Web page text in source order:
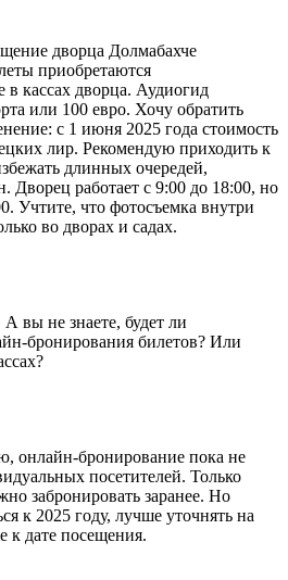
дворца Долмабахче
приобретаются
в кассах дворца. Аудиогид
или 100 евро. Хочу обратить
с 1 июня 2025 года стоимость
лир. Рекомендую приходить к
длинных очередей,
Дворец работает с 9:00 до 18:00, но
Учтите, что фотосъемка внутри
во дворах и садах.
вы не знаете, будет ли
бронирования билетов? Или
онлайн-бронирование пока не
посетителей. Только
забронировать заранее. Но
к 2025 году, лучше уточнять на
к дате посещения.